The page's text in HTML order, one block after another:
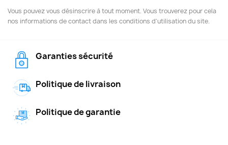
Vous pouvez vous désinscrire à tout moment. Vous trouverez pour cela
nos informations de contact dans les conditions d'utilisation du site.
Garanties sécurité
Politique de livraison
Politique de garantie